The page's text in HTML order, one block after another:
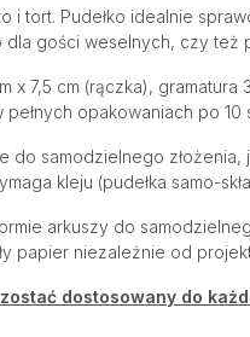
od
do
4,00 zł
i tort. Pudełko idealnie
dla gości weselnych, czy też
x 7,5 cm (rączka), gramatura
opakowaniach po 10
do samodzielnego złożenia,
kleju (pudełka samo-
arkuszy do
papier niezależnie od
dostosowany do